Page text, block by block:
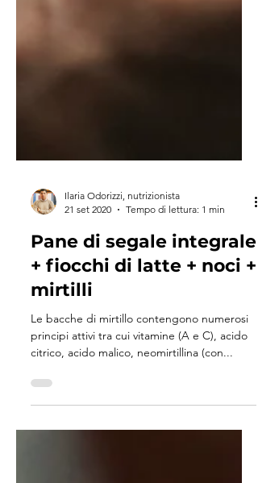
21 set 2020
Tempo di lettura: 1 min
Pane di segale integrale
+ fiocchi di latte + noci +
mirtilli
Le bacche di mirtillo contengono numerosi
citrico, acido malico, neomirtillina (con...